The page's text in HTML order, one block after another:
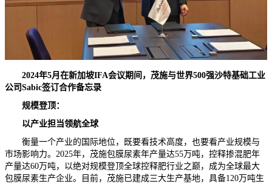
2024年5月在新加坡IFA会议期间，茂施与世界500强沙特基础工业
公司Sabic签订合作备忘录
规模登顶：
以产业担当领航全球
衡量一个产业的国际地位，既要看技术高度，也要看产业规模与
市场影响力。2025年，茂施包膜尿素年产量达55万吨，控释掺混肥年
产量达60万吨，以绝对规模登顶全球控释肥行业之巅，成为全球最大
包膜尿素生产企业。目前，茂施已建成三大生产基地，具备120万吨生